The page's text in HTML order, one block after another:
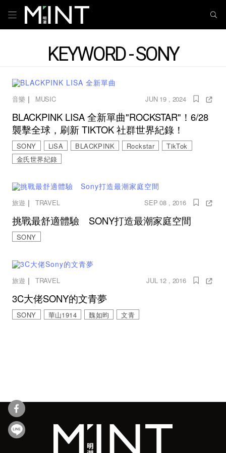
KEYWORD - SONY
音樂 ｜ MUSIC JUN 19 , 2024
BLACKPINK LISA 全新單曲"ROCKSTAR"！6/28
襲擊全球，刷新 TIKTOK 社群世界紀錄！
SONY LiSA BLACKPINK Rockstar
TikTok
金氏世界紀錄
旅遊 ｜ TRAVEL SEP 08 , 2016
挑戰最舒適體驗 SONY打造最潮家庭空間
SONY
旅遊 ｜ TRAVEL JUL 12 , 2016
3C大佬SONY的文青夢
SONY 華山1914 魏如昀 文青